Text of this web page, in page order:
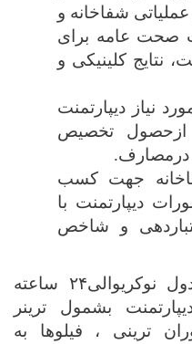
شفاخانه و
صحت عامه برای
نتایج کلینیکی و
نیاز دیپارتمنت
تخصیص
درمصارف.
جهت کسب
دیپارتمنت با
و شاخص
نوکریوالی۲۴ ساعته
بشمول ترینر
ترینی ، فیلوها به